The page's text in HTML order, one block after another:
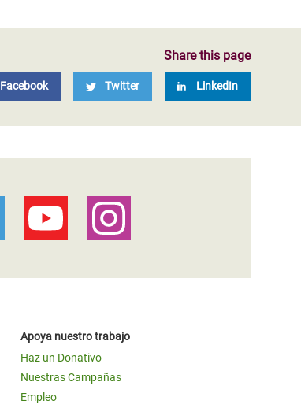
Share this page
Facebook Twitter LinkedIn
Apoya nuestro trabajo
Haz un Donativo
Nuestras Campañas
Empleo